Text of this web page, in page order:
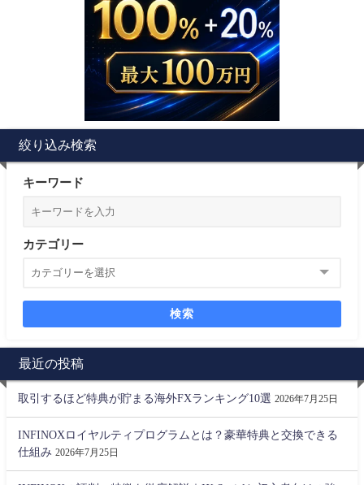
絞り込み検索
キーワード
カテゴリー
検索
最近の投稿
取引するほど特典が貯まる海外FXランキング10選 2026年7月25日
INFINOXロイヤルティプログラムとは？豪華特典と交換できる
仕組み 2026年7月25日